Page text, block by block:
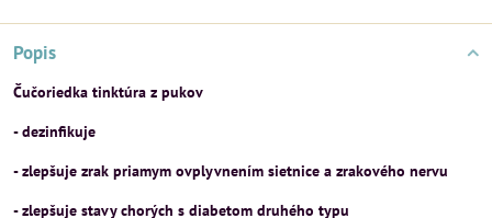
Popis
Čučoriedka tinktúra z pukov
- dezinfikuje
- zlepšuje zrak priamym ovplyvnením sietnice a zrakového nervu
- zlepšuje stavy chorých s diabetom druhého typu